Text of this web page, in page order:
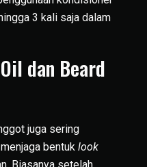
3 kali saja dalam
dan Beard
juga sering
bentuk look
Biasanya setelah